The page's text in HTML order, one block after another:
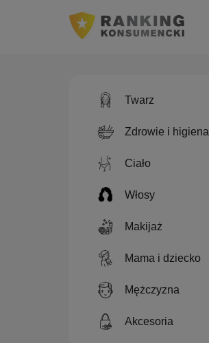
Twarz
Zdrowie i higiena
Ciało
Włosy
Makijaż
Mama i dziecko
Mężczyzna
Akcesoria